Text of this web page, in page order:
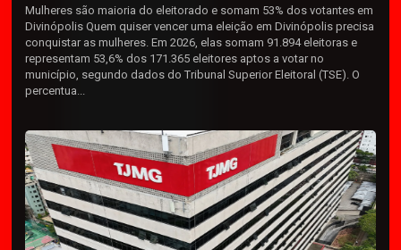
Mulheres são maioria do eleitorado e somam 53% dos votantes em
Divinópolis Quem quiser vencer uma eleição em Divinópolis precisa
conquistar as mulheres. Em 2026, elas somam 91.894 eleitoras e
representam 53,6% dos 171.365 eleitores aptos a votar no
município, segundo dados do Tribunal Superior Eleitoral (TSE). O
percentua...